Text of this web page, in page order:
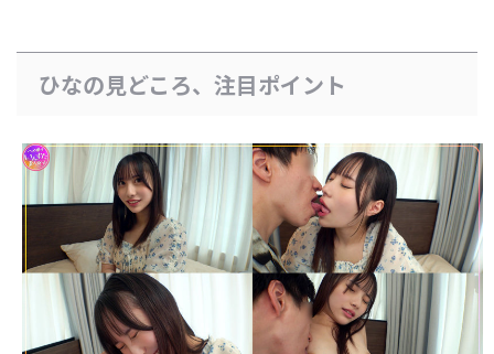
ひなの見どころ、注目ポイント